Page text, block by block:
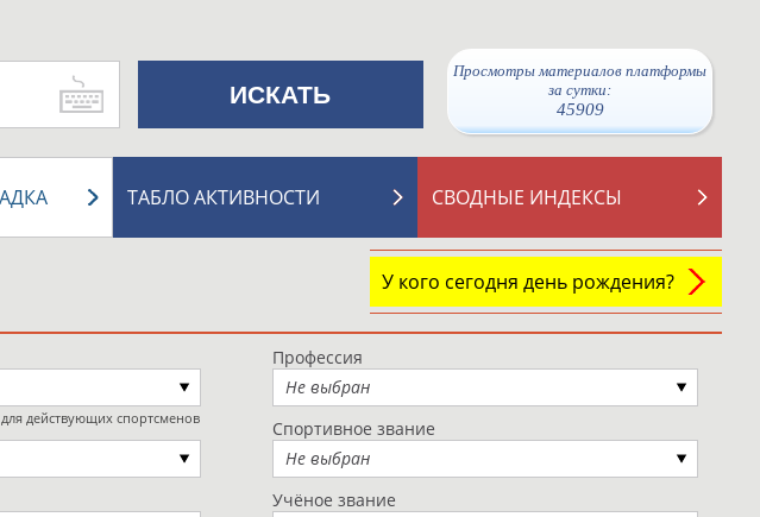
Просмотры материалов платформы
за сутки:
45909
СВОДНЫЕ ИНДЕКСЫ
ТАБЛО АКТИВНОСТИ
У кого сегодня день рождения?
действующих спортсменов
Профессия
Не выбран
Спортивное звание
Не выбран
Учёное звание